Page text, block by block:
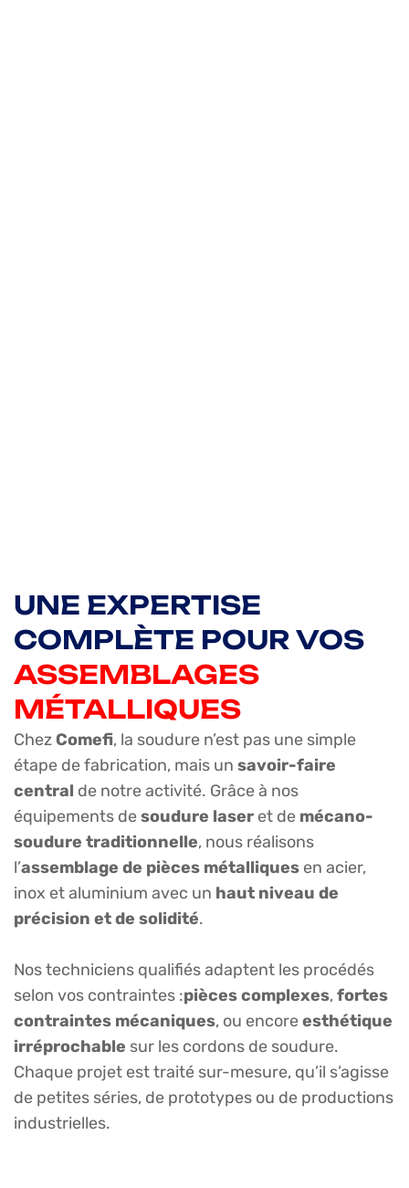
UNE EXPERTISE
COMPLÈTE POUR VOS
ASSEMBLAGES
MÉTALLIQUES
ChezComefi, la soudure n’est pas une simple
étape de fabrication, mais un savoir-faire
central de notre activité. Grâce à nos
équipements desoudure laser et de mécano-
soudure traditionnelle, nous réalisons
l’assemblage de pièces métalliques en acier,
inox et aluminium avec un haut niveau de
précision et de solidité.
Nos techniciens qualifiés adaptent les procédés
selon vos contraintes :pièces complexes,fortes
contraintes mécaniques, ou encoreesthétique
irréprochable sur les cordons de soudure.
Chaque projet est traité sur-mesure, qu’il s’agisse
de petites séries, de prototypes ou de productions
industrielles.